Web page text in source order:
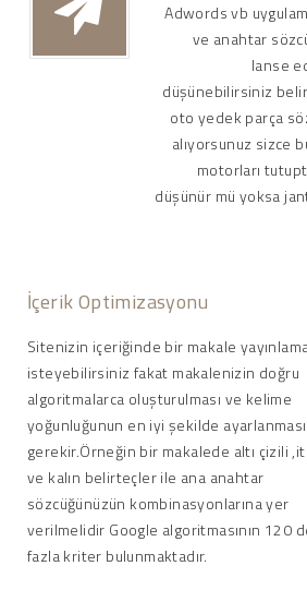
Adwords vb
ve anahtar
lanse
düşünebilirsiniz
oto yedek parça
alıyorsunuz sizce
motorları
düşünür mü yoksa
İçerik Optimizasyonu
Sitenizin içeriğinde bir makale
isteyebilirsiniz fakat makalenizin doğru
algoritmalarca oluşturulması ve kelime
yoğunluğunun en iyi şekilde ayarlanması
gerekir.Örneğin bir makalede altı çizili
ve kalın belirteçler ile ana anahtar
sözcüğünüzün kombinasyonlarına yer
verilmelidir Google algoritmasının 120
fazla kriter bulunmaktadır.